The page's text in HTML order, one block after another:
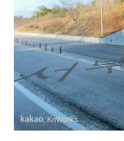
부
, KnWorks